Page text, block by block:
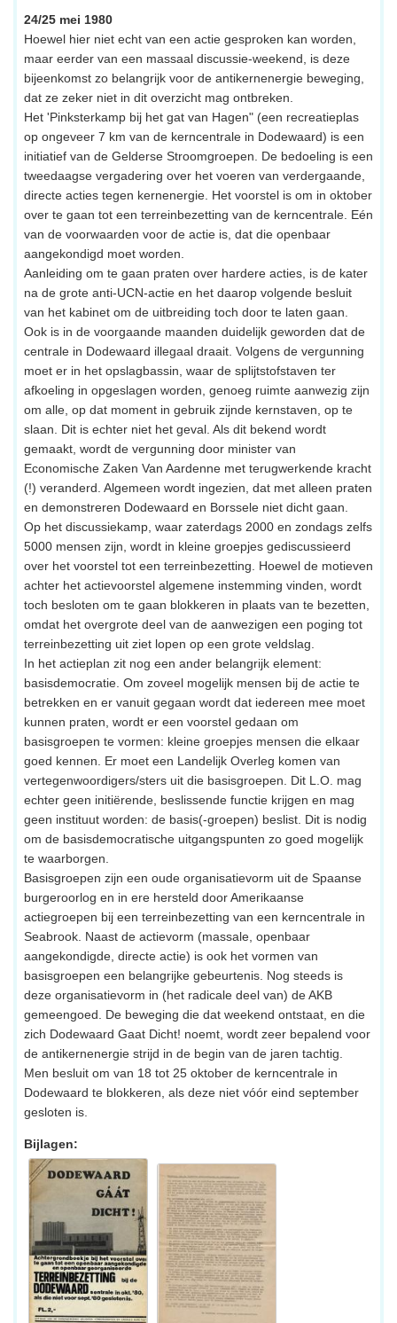
24/25 mei 1980
Hoewel hier niet echt van een actie gesproken kan worden,
maar eerder van een massaal discussie-weekend, is deze
bijeenkomst zo belangrijk voor de antikernenergie beweging,
dat ze zeker niet in dit overzicht mag ontbreken.
Het 'Pinksterkamp bij het gat van Hagen" (een recreatieplas
op ongeveer 7 km van de kerncentrale in Dodewaard) is een
initiatief van de Gelderse Stroomgroepen. De bedoeling is een
tweedaagse vergadering over het voeren van verdergaande,
directe acties tegen kernenergie. Het voorstel is om in oktober
over te gaan tot een terreinbezetting van de kerncentrale. Eén
van de voorwaarden voor de actie is, dat die openbaar
aangekondigd moet worden.
Aanleiding om te gaan praten over hardere acties, is de kater
na de grote anti-UCN-actie en het daarop volgende besluit
van het kabinet om de uitbreiding toch door te laten gaan.
Ook is in de voorgaande maanden duidelijk geworden dat de
centrale in Dodewaard illegaal draait. Volgens de vergunning
moet er in het opslagbassin, waar de splijtstofstaven ter
afkoeling in opgeslagen worden, genoeg ruimte aanwezig zijn
om alle, op dat moment in gebruik zijnde kernstaven, op te
slaan. Dit is echter niet het geval. Als dit bekend wordt
gemaakt, wordt de vergunning door minister van
Economische Zaken Van Aardenne met terugwerkende kracht
(!) veranderd. Algemeen wordt ingezien, dat met alleen praten
en demonstreren Dodewaard en Borssele niet dicht gaan.
Op het discussiekamp, waar zaterdags 2000 en zondags zelfs
5000 mensen zijn, wordt in kleine groepjes gediscussieerd
over het voorstel tot een terreinbezetting. Hoewel de motieven
achter het actievoorstel algemene instemming vinden, wordt
toch besloten om te gaan blokkeren in plaats van te bezetten,
omdat het overgrote deel van de aanwezigen een poging tot
terreinbezetting uit ziet lopen op een grote veldslag.
In het actieplan zit nog een ander belangrijk element:
basisdemocratie. Om zoveel mogelijk mensen bij de actie te
betrekken en er vanuit gegaan wordt dat iedereen mee moet
kunnen praten, wordt er een voorstel gedaan om
basisgroepen te vormen: kleine groepjes mensen die elkaar
goed kennen. Er moet een Landelijk Overleg komen van
vertegenwoordigers/sters uit die basisgroepen. Dit L.O. mag
echter geen initiërende, beslissende functie krijgen en mag
geen instituut worden: de basis(-groepen) beslist. Dit is nodig
om de basisdemocratische uitgangspunten zo goed mogelijk
te waarborgen.
Basisgroepen zijn een oude organisatievorm uit de Spaanse
burgeroorlog en in ere hersteld door Amerikaanse
actiegroepen bij een terreinbezetting van een kerncentrale in
Seabrook. Naast de actievorm (massale, openbaar
aangekondigde, directe actie) is ook het vormen van
basisgroepen een belangrijke gebeurtenis. Nog steeds is
deze organisatievorm in (het radicale deel van) de AKB
gemeengoed. De beweging die dat weekend ontstaat, en die
zich Dodewaard Gaat Dicht! noemt, wordt zeer bepalend voor
de antikernenergie strijd in de begin van de jaren tachtig.
Men besluit om van 18 tot 25 oktober de kerncentrale in
Dodewaard te blokkeren, als deze niet vóór eind september
gesloten is.
Bijlagen: